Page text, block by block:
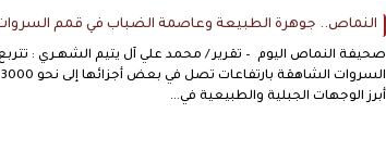
النماص.. جوهرة الطبيعة وعاصمة الضباب في قمم
صحيفة النماص اليوم – تقرير / محمد علي آل يتيم الشهـري :
أبرز الوجهات الجبلية والطبيعية في...